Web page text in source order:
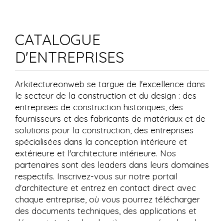
CATALOGUE
D'ENTREPRISES
Arkitectureonweb se targue de l'excellence dans
le secteur de la construction et du design : des
entreprises de construction historiques, des
fournisseurs et des fabricants de matériaux et de
solutions pour la construction, des entreprises
spécialisées dans la conception intérieure et
extérieure et l'architecture intérieure. Nos
partenaires sont des leaders dans leurs domaines
respectifs. Inscrivez-vous sur notre portail
d'architecture et entrez en contact direct avec
chaque entreprise, où vous pourrez télécharger
des documents techniques, des applications et